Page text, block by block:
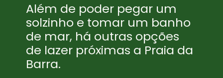
Além de poder pegar um
solzinho e tomar um banho
de mar, há outras opções
de lazer próximas a Praia da
Barra.